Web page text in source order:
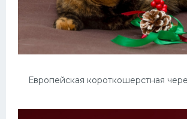
Европейская короткошерстная